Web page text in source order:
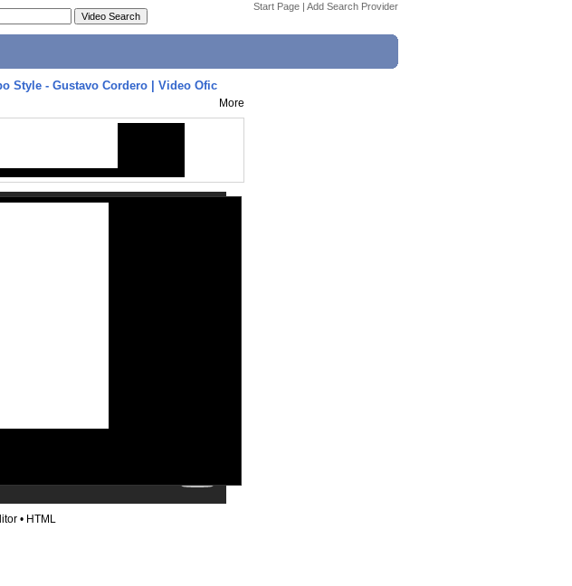
Start Page | Add Search Provider
Style - Gustavo Cordero | Video Ofic
More
• HTML